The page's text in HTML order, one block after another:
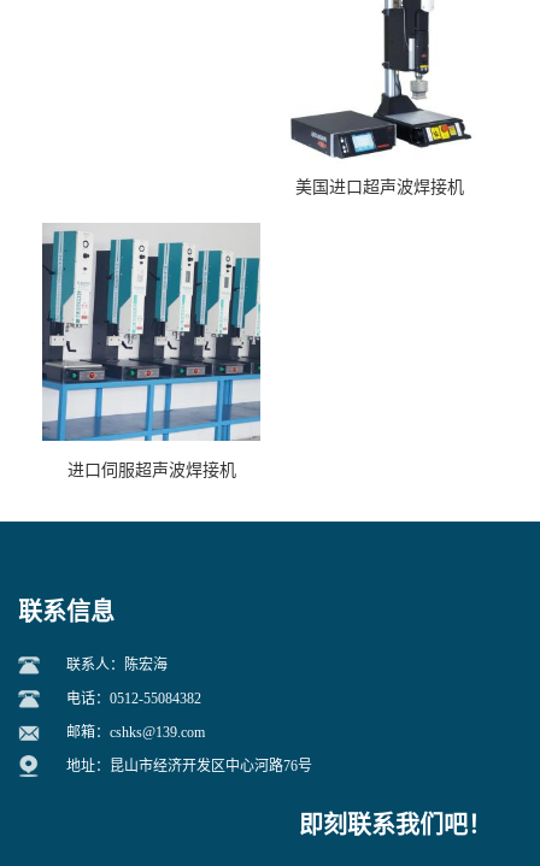
美国进口超声波焊接机
进口伺服超声波焊接机
联系信息
联系人：陈宏海
电话：0512-55084382
邮箱： cshks@139.com
地址：昆山市经济开发区中心河路76号
即刻联系我们吧！